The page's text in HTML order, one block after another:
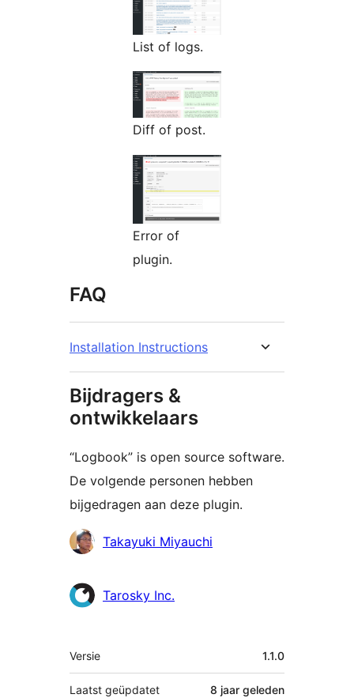
List of logs.
Diff of post.
Error of
plugin.
FAQ
Installation Instructions
Bijdragers &
ontwikkelaars
“Logbook” is open source software.
De volgende personen hebben
bijgedragen aan deze plugin.
BijdragersTakayuki Miyauchi
Tarosky Inc.
Meta
Versie 1.1.0
Laatst geüpdatet 8 jaar geleden